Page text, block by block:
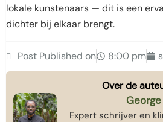
lokale kunstenaars — dit is een
dichter bij elkaar brengt.
Post Published on 8:00 pm
Over de
Expert schrijver en